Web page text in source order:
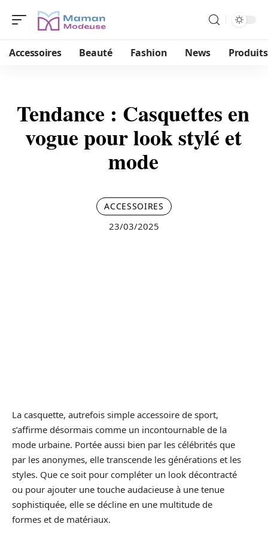
Accessoires Beauté Fashion News Produits
Tendance : Casquettes en
vogue pour look stylé et
mode
ACCESSOIRES
23/03/2025
La casquette, autrefois simple accessoire de sport,
s’affirme désormais comme un incontournable de la
mode urbaine. Portée aussi bien par les célébrités que
par les anonymes, elle transcende les générations et les
styles. Que ce soit pour compléter un look décontracté
ou pour ajouter une touche audacieuse à une tenue
sophistiquée, elle se décline en une multitude de
formes et de matériaux.